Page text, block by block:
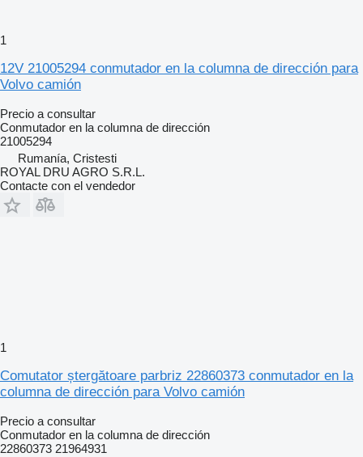
1
12V 21005294 conmutador en la columna de dirección para
Volvo camión
Precio a consultar
Conmutador en la columna de dirección
21005294
Rumanía, Cristesti
ROYAL DRU AGRO S.R.L.
Contacte con el vendedor
1
Comutator ștergătoare parbriz 22860373 conmutador en la
columna de dirección para Volvo camión
Precio a consultar
Conmutador en la columna de dirección
22860373 21964931